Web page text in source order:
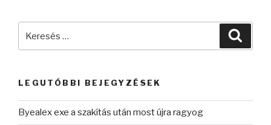
LEGUTÓBBI BEJEGYZÉSEK
Byealex exe a szakítás után most újra ragyog